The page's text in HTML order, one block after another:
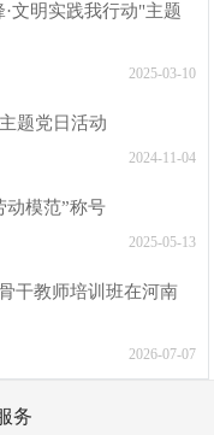
文明实践我行动"主题
2025-03-10
题党日活动
2024-11-04
动模范”称号
2025-05-13
干教师培训班在河南
2026-07-07
务